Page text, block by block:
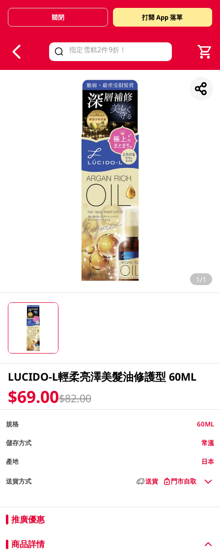
Valid Until 30 June 2026
關閉 打開 App 落單
1/1
LUCIDO-L輕柔亮澤美髮油修護型 60ML
$69.00$82.00
規格 60ML
儲存方式 常溫
產地 日本
送貨方式 送貨 門市自取
推廣優惠
商品詳情